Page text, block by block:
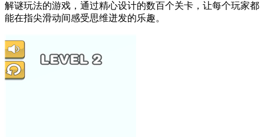
解谜玩法的游戏，通过精心设计的数百个关卡，让每个玩家都
能在指尖滑动间感受思维迸发的乐趣。